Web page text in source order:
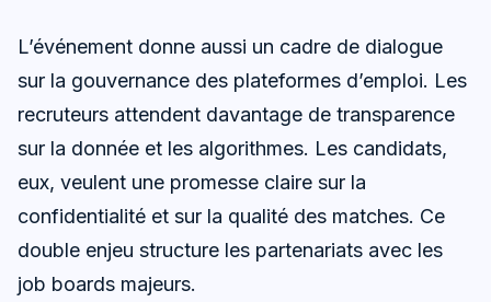
L’événement donne aussi un cadre de dialogue
sur la gouvernance des plateformes d’emploi. Les
recruteurs attendent davantage de transparence
sur la donnée et les algorithmes. Les candidats,
eux, veulent une promesse claire sur la
confidentialité et sur la qualité des matches. Ce
double enjeu structure les partenariats avec les
job boards majeurs.